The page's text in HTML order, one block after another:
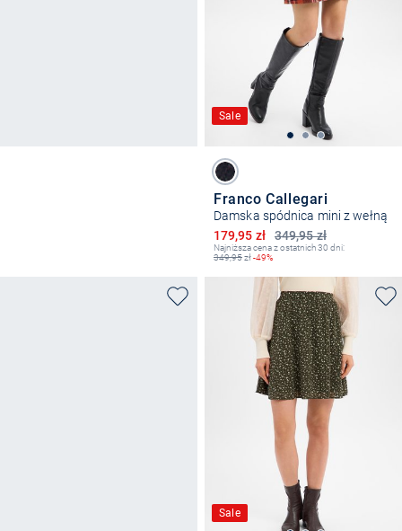
Sale
Franco Callegari
Damska spódnica mini z wełną
349,95 zł
Obniżona cena
179,95 zł
Najniższa cena z ostatnich 30 dni:
349,95zł-49%
Sale